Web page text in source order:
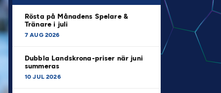
Rösta på Månadens Spelare &
Tränare i juli
7 AUG 2026
Dubbla Landskrona-priser när juni
summeras
10 JUL 2026